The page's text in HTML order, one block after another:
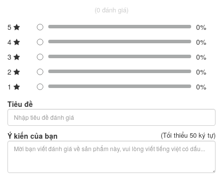
(0 đánh giá)
5
0%
4
0%
3
0%
2
0%
1
0%
Tiêu đề
Ý kiến của bạn (Tối thiểu 50 ký tự)